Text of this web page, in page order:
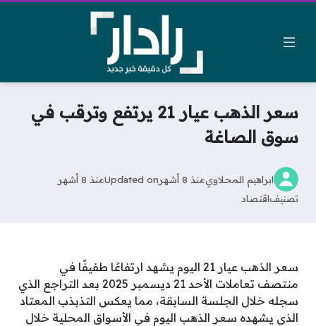
سعر الذهب عيار 21 يرتفع وترقب في
سوق الصاغة
ابراهيم المحلاويمنذ 8 أشهر Updated onمنذ 8 أشهر
تصنيفاقتصاد
سعر الذهب عيار 21 اليوم يشهد ارتفاعًا طفيفًا في
منتصف تعاملات الأحد 21 ديسمبر 2025 بعد التراجع الذي
سجله خلال الجلسة السابقة، مما يعكس التذبذب المعتاد
الذي يشهده سعر الذهب اليوم في الأسواق المحلية خلال